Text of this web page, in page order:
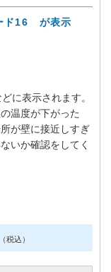
ド16 が表示
に表示されます。
温度が下がった
が壁に接近しすぎ
いか確認をしてく
（税込）